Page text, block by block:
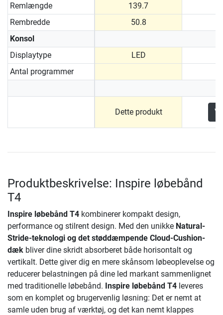
Remlængde
139.7
Rembredde
50.8
Konsol
Displaytype
LED
Antal programmer
Dette produkt
Produktbeskrivelse: Inspire løbebånd
T4
Inspire løbebånd T4 kombinerer kompakt design,
performance og stilrent design. Med den unikke Natural-
Stride-teknologi og det støddæmpende Cloud-Cushion-
dæk bliver dine skridt absorberet både horisontalt og
vertikalt. Dette giver dig en mere skånsom løbeoplevelse og
reducerer belastningen på dine led markant sammenlignet
med traditionelle løbebånd. Inspire løbebånd T4 leveres
som en komplet og brugervenlig løsning: Det er nemt at
samle uden brug af værktøj, og det kan nemt klappes